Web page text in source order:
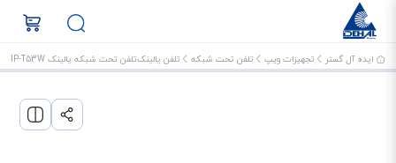
ایده آل گستر تجهیزات ویپ تلفن تحت شبکه تلفن یالینکتلفن تحت شبکه یالینک SIP-T53W